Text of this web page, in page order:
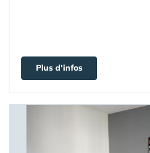
Plus d'infos